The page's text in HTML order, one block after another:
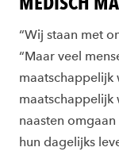
“Wij staan met
“Maar veel
maatschappelijk
maatschappelijk
naasten
hun dagelijks